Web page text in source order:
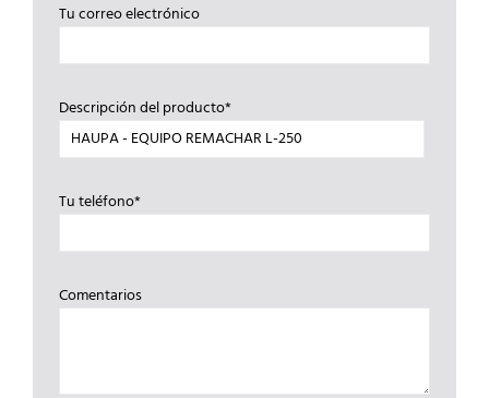
Tu correo electrónico
Descripción del producto*
Tu teléfono*
Comentarios